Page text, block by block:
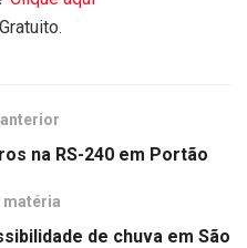
na RS-240 em Portão
matéria
de chuva em São